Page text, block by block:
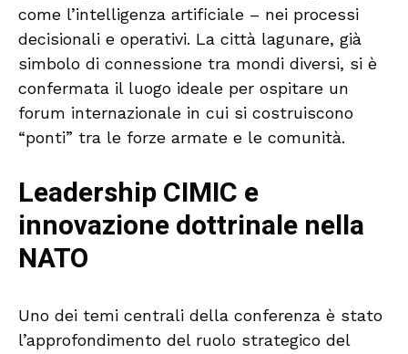
come l’intelligenza artificiale – nei processi
decisionali e operativi. La città lagunare, già
simbolo di connessione tra mondi diversi, si è
confermata il luogo ideale per ospitare un
forum internazionale in cui si costruiscono
“ponti” tra le forze armate e le comunità.
Leadership CIMIC e
innovazione dottrinale nella
NATO
Uno dei temi centrali della conferenza è stato
l’approfondimento del ruolo strategico del